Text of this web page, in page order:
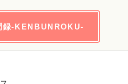
録-KENBUNROKU-